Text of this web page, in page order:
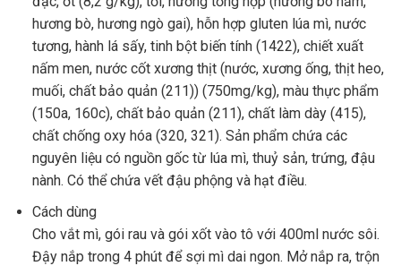
hương bò, hương ngò gai), hỗn hợp gluten lúa mì, nước
tương, hành lá sấy, tinh bột biến tính (1422), chiết xuất
nấm men, nước cốt xương thịt (nước, xương ống, thịt heo,
muối, chất bảo quản (211)) (750mg/kg), màu thực phẩm
(150a, 160c), chất bảo quản (211), chất làm dày (415),
chất chống oxy hóa (320, 321). Sản phẩm chứa các
nguyên liệu có nguồn gốc từ lúa mì, thuỷ sản, trứng, đậu
nành. Có thể chứa vết đậu phộng và hạt điều.
Cách dùng
Cho vắt mì, gói rau và gói xốt vào tô với 400ml nước sôi.
Đậy nắp trong 4 phút để sợi mì dai ngon. Mở nắp ra, trộn